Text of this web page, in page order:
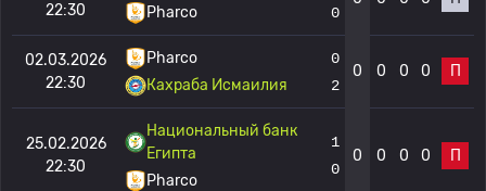
22:30
Pharco
0
02.03.2026
22:30
Pharco
Кахраба Исмаилия
0
2
0 0 0 0 П
25.02.2026
22:30
Национальный банк
Египта
Pharco
1
0
0 0 0 0 П